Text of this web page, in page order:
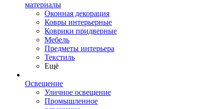
материалы
Оконная декорация
Ковры интерьерные
Коврики придверные
Мебель
Предметы интерьера
Текстиль
Ещё
Освещение
Уличное освещение
Промышленное